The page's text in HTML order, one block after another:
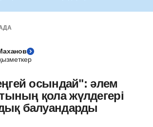
осындай": әлем
қола жүлдегері
балуандарды